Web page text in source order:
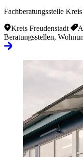
Fachberatungsstelle
Kreis Freudenstadt
Beratungsstellen,